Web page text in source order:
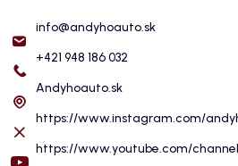
info@andyhoauto.sk
+421 948 186 032
Andyhoauto.sk
https://www.instagram.com/
https://www.youtube.com/